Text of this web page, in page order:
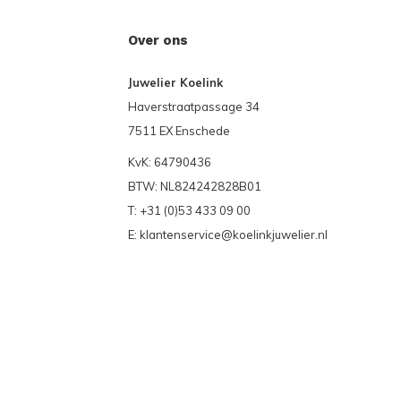
Over ons
Juwelier Koelink
Haverstraatpassage 34
7511 EX Enschede
KvK: 64790436
BTW: NL824242828B01
T: +31 (0)53 433 09 00
E: klantenservice@koelinkjuwelier.nl